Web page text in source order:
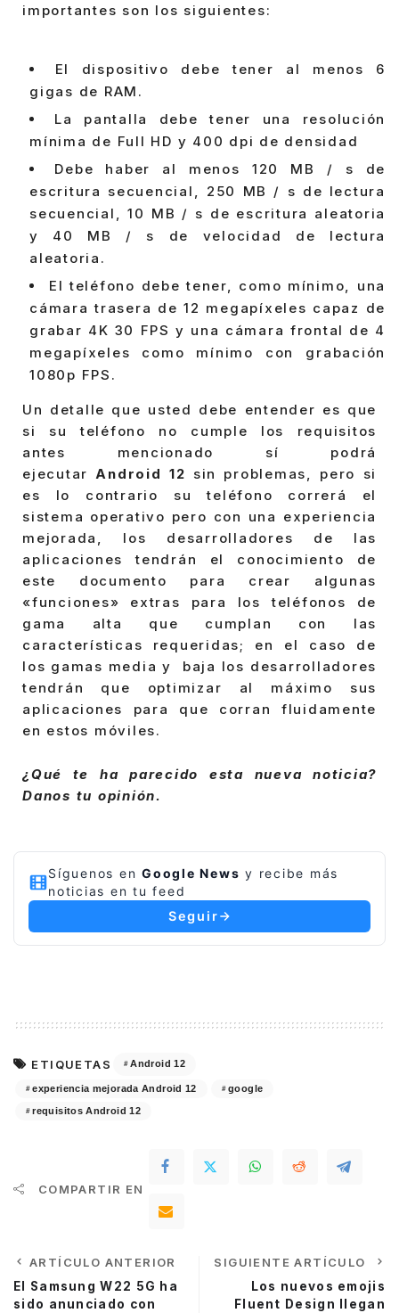
importantes son los siguientes:
El dispositivo debe tener al menos 6
gigas de RAM.
La pantalla debe tener una resolución
mínima de Full HD y 400 dpi de densidad
Debe haber al menos 120 MB / s de
escritura secuencial, 250 MB / s de lectura
secuencial, 10 MB / s de escritura aleatoria
y 40 MB / s de velocidad de lectura
aleatoria.
El teléfono debe tener, como mínimo, una
cámara trasera de 12 megapíxeles capaz de
grabar 4K 30 FPS y una cámara frontal de 4
megapíxeles como mínimo con grabación
1080p FPS.
Un detalle que usted debe entender es que
si su teléfono no cumple los requisitos
antes mencionado sí podrá
ejecutar Android 12 sin problemas, pero si
es lo contrario su teléfono correrá el
sistema operativo pero con una experiencia
mejorada, los desarrolladores de las
aplicaciones tendrán el conocimiento de
este documento para crear algunas
«funciones» extras para los teléfonos de
gama alta que cumplan con las
características requeridas; en el caso de
los gamas media y baja los desarrolladores
tendrán que optimizar al máximo sus
aplicaciones para que corran fluidamente
en estos móviles.
¿Qué te ha parecido esta nueva noticia?
Danos tu opinión.
Síguenos en Google News y recibe más
noticias en tu feed
Seguir
ETIQUETAS Android 12
experiencia mejorada Android 12 google
requisitos Android 12
COMPARTIR EN
ARTÍCULO ANTERIOR
El Samsung W22 5G ha
sido anunciado con
SIGUIENTE ARTÍCULO
Los nuevos emojis
Fluent Design llegan